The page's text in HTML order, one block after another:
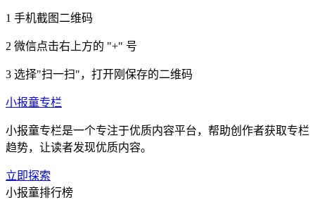
1 手机截图二维码
2 微信点击右上方的 "+" 号
3 选择"扫一扫"，打开刚保存的二维码
小报童专栏
小报童专栏是一个专注于优质内容平台，帮助创作者获取专栏
趋势，让读者发现优质内容。
立即探索
小报童排行榜